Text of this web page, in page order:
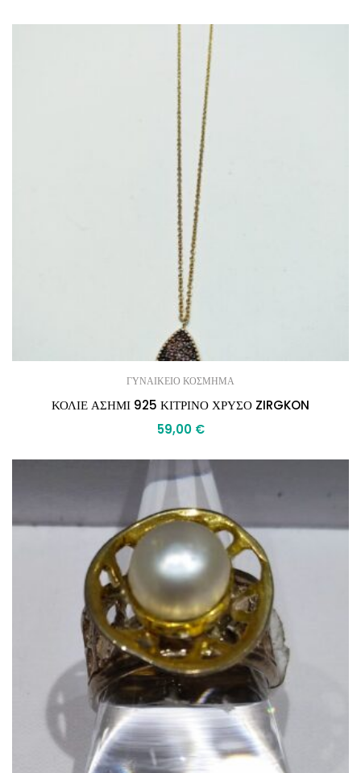
ΓΥΝΑΙΚΕΙΟ ΚΟΣΜΗΜΑ
ΚΟΛΙΕ ΑΣΗΜΙ 925 ΚΙΤΡΙΝΟ ΧΡΥΣΟ ZIRGKON
59,00 €